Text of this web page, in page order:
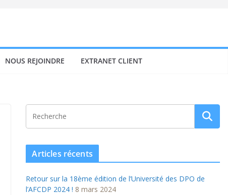
NOUS REJOINDRE EXTRANET CLIENT
Articles récents
Retour sur la 18ème édition de l’Université des DPO de
l’AFCDP 2024 ! 8 mars 2024